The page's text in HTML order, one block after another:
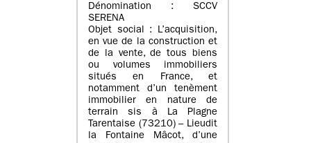
Dénomination : SCCV
SERENA
Objet social : L’acquisition,
en vue de la construction et
de la vente, de tous biens
ou volumes immobiliers
situés en France, et
notamment d’un tenèment
immobilier en nature de
terrain sis à La Plagne
Tarentaise (73210) – Lieudit
la Fontaine Mâcot, d’une